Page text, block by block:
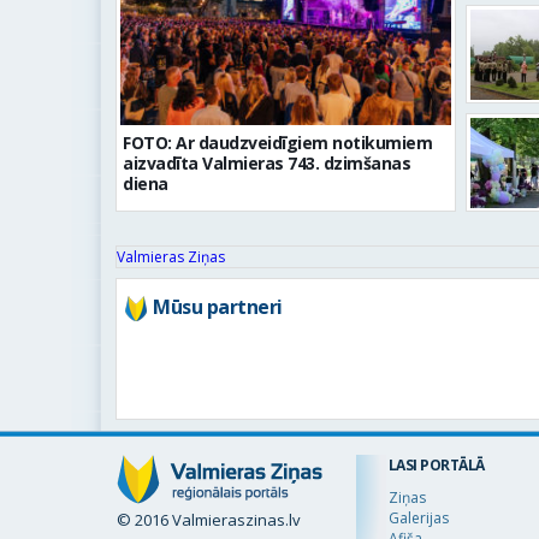
FOTO: Ar daudzveidīgiem notikumiem
aizvadīta Valmieras 743. dzimšanas
diena
Valmieras Ziņas
Mūsu partneri
© 2016 Valmieraszinas.lv
LASI PORTĀLĀ
Ziņas
Galerijas